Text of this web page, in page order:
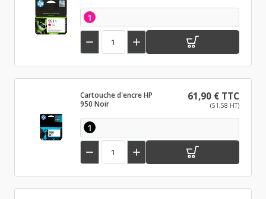
1
 
Cartouche d'encre HP
950 Noir
61,90 € TTC
(51,58 HT)
1
 